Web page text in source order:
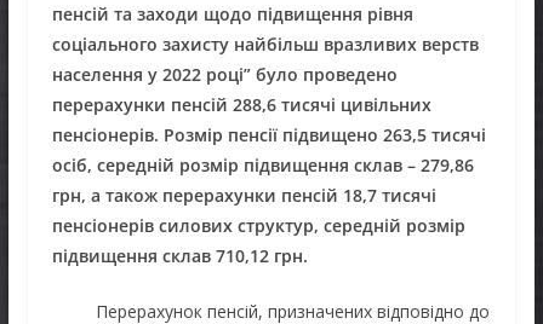
пенсій та заходи щодо підвищення рівня
соціального захисту найбільш вразливих верств
населення у 2022 році” було проведено
перерахунки пенсій 288,6 тисячі цивільних
пенсіонерів. Розмір пенсії підвищено 263,5 тисячі
осіб, середній розмір підвищення склав – 279,86
грн, а також перерахунки пенсій 18,7 тисячі
пенсіонерів силових структур, середній розмір
підвищення склав 710,12 грн.
Перерахунок пенсій, призначених відповідно до